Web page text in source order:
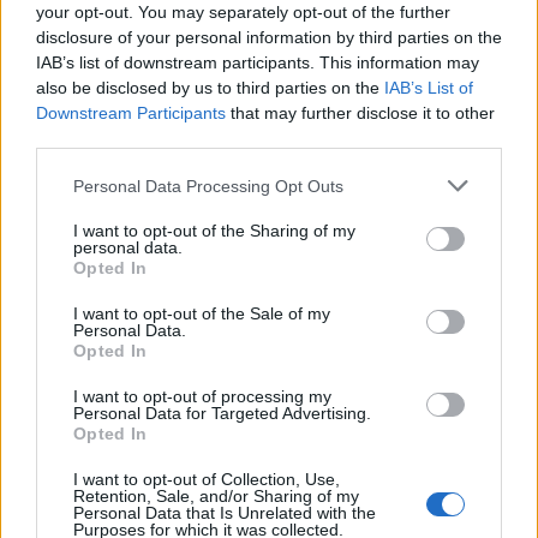
your opt-out. You may separately opt-out of the further
disclosure of your personal information by third parties on the
IAB’s list of downstream participants. This information may
also be disclosed by us to third parties on the IAB’s List of
Downstream Participants that may further disclose it to other
Please note that this website/app uses one or more Google
not limited to your visit or usage behaviour. You may click to
grant or deny consent to Google and its third-party tags to
use your data for below specified purposes in below Google
consent section.
Personal Data Processing Opt Outs
I want to opt-out of the Sharing of my
personal data.
Opted In
I want to opt-out of the Sale of my
Personal Data.
Opted In
I want to opt-out of processing my
Personal Data for Targeted Advertising.
Opted In
I want to opt-out of Collection, Use,
Retention, Sale, and/or Sharing of my
Personal Data that Is Unrelated with the
Purposes for which it was collected.
Το αποτέλεσμα είναι η ανεξέλεγκτη διαρροή
ασβεστίου μέσα στα μυϊκά κύτταρα. Αυτό μπορεί
είτε να προκαλέσει άμεση καταστροφή των μυϊκών
τον μυϊκό ιστό. Έτσι εξηγούνται συμπτώματα όπως
οι επίμονοι πόνοι, οι κράμπες, η ευαισθησία και η
κόπωση. Σε άτομα με γενετικές μεταλλάξεις στον
RyR1, οι επιπτώσεις μπορεί να είναι σοβαρότερες,
αναπνευστικά προβλήματα λόγω αδυναμίας του
διαφράγματος.
Σε σπάνιες αλλά εξαιρετικά επικίνδυνες